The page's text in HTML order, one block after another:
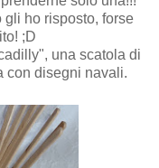
gli ho risposto, forse
;D
una scatola di
con disegni navali.